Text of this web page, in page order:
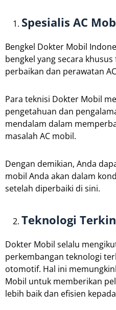
Spesialis AC
Bengkel Dokter Mobil
bengkel yang secara khusus
perbaikan dan perawatan
Para teknisi Dokter Mobil
pengetahuan dan
mendalam dalam
masalah AC mobil.
Dengan demikian, Anda
mobil Anda akan dalam
setelah diperbaiki di sini.
Teknologi
Dokter Mobil selalu
perkembangan teknologi
otomotif. Hal ini
Mobil untuk memberikan
lebih baik dan efisien